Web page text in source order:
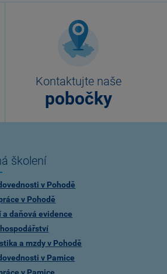
Kontaktujte naše
pobočky
školení
v Pohodě
v Pohodě
a daňová evidence
a mzdy v Pohodě
v Pamice